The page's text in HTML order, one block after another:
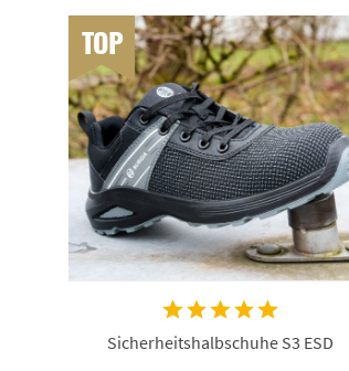
TOP
Sicherheitshalbschuhe S3 ESD